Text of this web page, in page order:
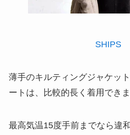
SHIPS
薄手のキルティングジャケッ
ートは、比較的長く着用できま
最高気温15度手前までなら違